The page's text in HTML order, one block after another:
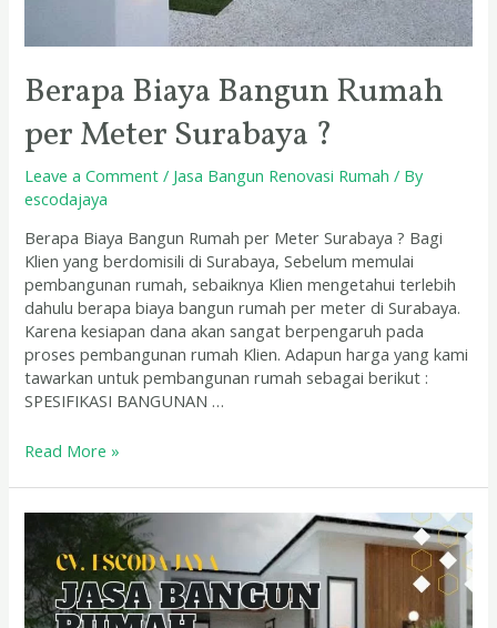
Berapa Biaya Bangun Rumah
per Meter Surabaya ?
Leave a Comment / Jasa Bangun Renovasi Rumah / By
escodajaya
Berapa Biaya Bangun Rumah per Meter Surabaya ? Bagi
Klien yang berdomisili di Surabaya, Sebelum memulai
pembangunan rumah, sebaiknya Klien mengetahui terlebih
dahulu berapa biaya bangun rumah per meter di Surabaya.
Karena kesiapan dana akan sangat berpengaruh pada
proses pembangunan rumah Klien. Adapun harga yang kami
tawarkan untuk pembangunan rumah sebagai berikut :
SPESIFIKASI BANGUNAN …
Read More »
Pembangunan
Rumah
di
Surabaya